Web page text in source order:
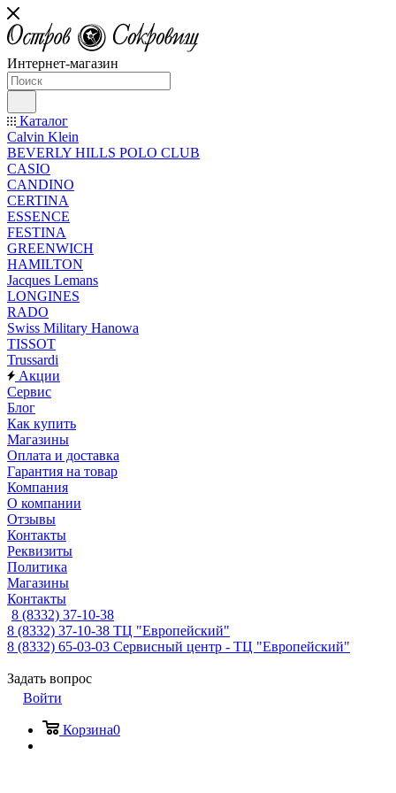
Интернет-магазин
Каталог
Calvin Klein
BEVERLY HILLS POLO CLUB
CASIO
CANDINO
CERTINA
ESSENCE
FESTINA
GREENWICH
HAMILTON
Jacques Lemans
LONGINES
RADO
Swiss Military Hanowa
TISSOT
Trussardi
Акции
Сервис
Блог
Как купить
Магазины
Оплата и доставка
Гарантия на товар
Компания
О компании
Отзывы
Контакты
Реквизиты
Политика
Магазины
Контакты
8 (8332) 37-10-38
8 (8332) 37-10-38 ТЦ "Европейский"
8 (8332) 65-03-03 Сервисный центр - ТЦ "Европейский"
Задать вопрос
Войти
Корзина0